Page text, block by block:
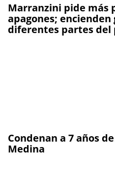
Marranzini pide más
apagones; encienden
diferentes partes del
Condenan a 7 años
Medina